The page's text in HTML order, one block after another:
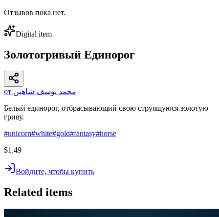
Отзывов пока нет.
Digital item
Золотогривый Единорог
от محمد يوسف شاهين
Белый единорог, отбрасывающий свою струящуюся золотую
гриву.
#unicorn#white#gold#fantasy#horse
$1.49
Войдите, чтобы купить
Related items